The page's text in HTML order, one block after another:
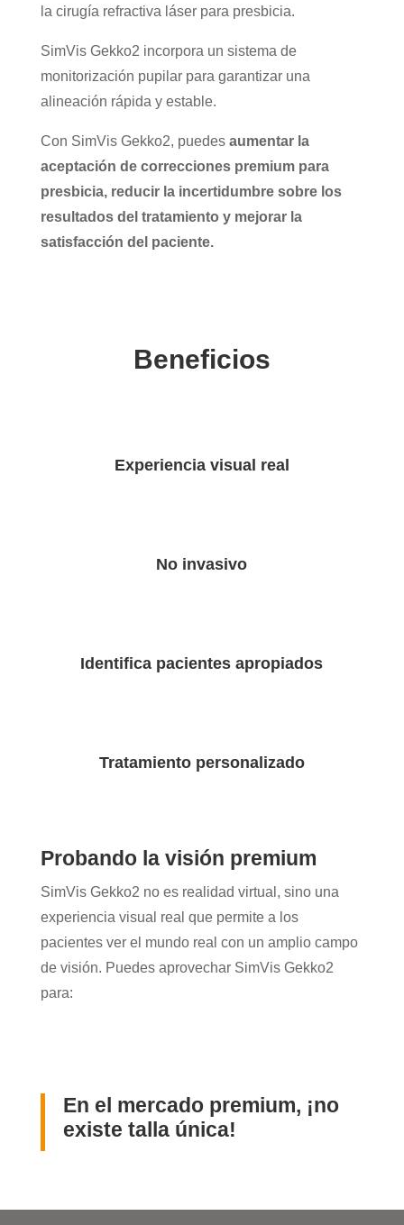
la cirugía refractiva láser para presbicia.
SimVis Gekko2 incorpora un sistema de
monitorización pupilar para garantizar una
alineación rápida y estable.
Con SimVis Gekko2, puedes aumentar la
aceptación de correcciones premium para
presbicia, reducir la incertidumbre sobre los
resultados del tratamiento y mejorar la
satisfacción del paciente.
Beneficios
Experiencia visual real
No invasivo
Identifica pacientes apropiados
Tratamiento personalizado
Probando la visión premium
SimVisGekko2 no es realidad virtual, sino una
experiencia visual real que permite a los
pacientes ver el mundo real con un amplio campo
de visión. Puedes aprovechar SimVisGekko2
para:
En el mercado premium, ¡no
existe talla única!